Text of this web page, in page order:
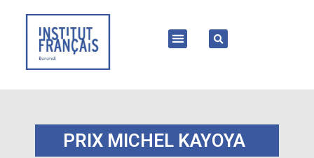
PRIX MICHEL KAYOYA